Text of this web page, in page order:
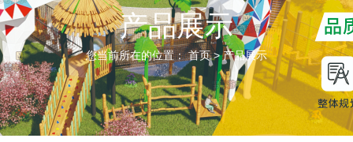
产品展示
您当前所在的位置：首页>产品展示